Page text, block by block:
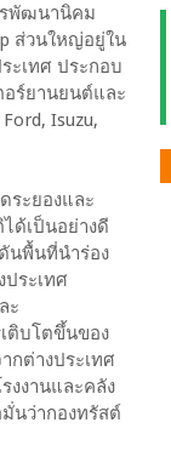
รพัฒนานิคม
ส่วนใหญ่อยู่ใน
ะเทศ ประกอบ
อร์ยานยนต์และ
Isuzu,
ระยองและ
ด้เป็นอย่างดี
นพื้นที่นำร่อง
ระเทศ
ะ
ติบโตขึ้นของ
กต่างประเทศ
งงานและคลัง
นว่ากองทรัสต์